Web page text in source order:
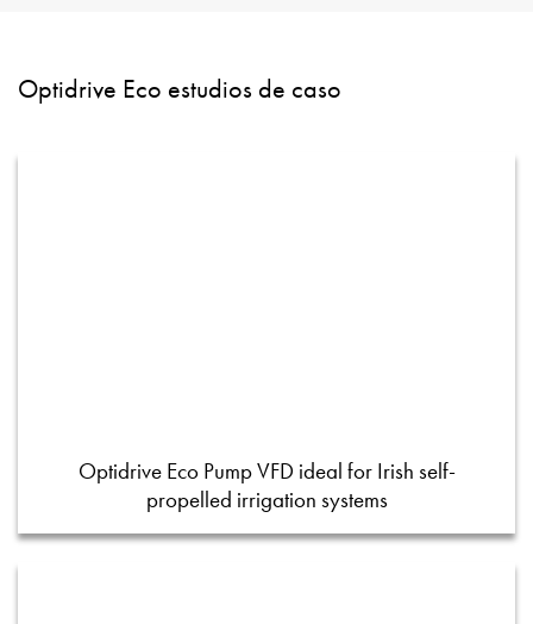
Optidrive Eco estudios de caso
Optidrive Eco Pump VFD ideal for Irish self-
propelled irrigation systems